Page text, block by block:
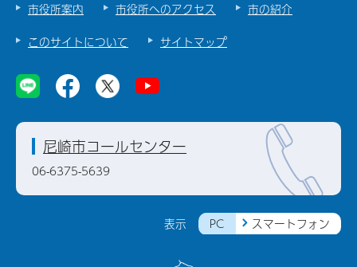
市役所案内 市役所へのアクセス
市の紹介
このサイトについて
サイトマップ
表示 PC スマートフォン
尼崎市コールセンター
06-6375-5639